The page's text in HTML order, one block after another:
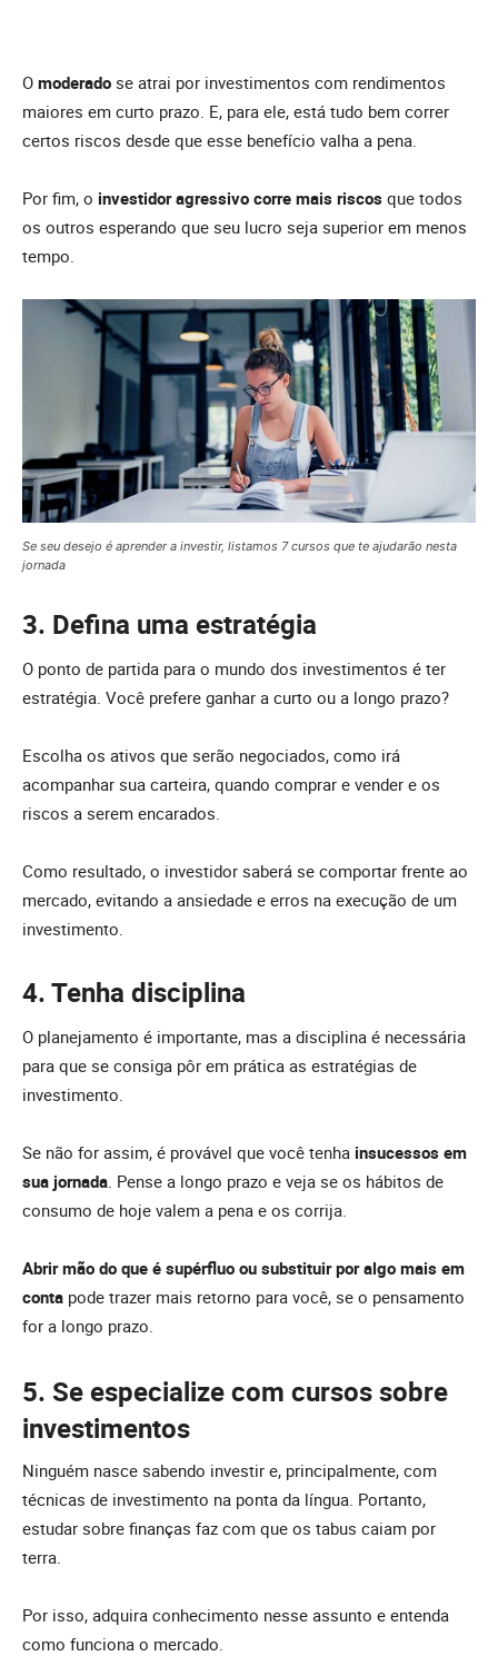
O moderado se atrai por investimentos com rendimentos
maiores em curto prazo. E, para ele, está tudo bem correr
certos riscos desde que esse benefício valha a pena.
Por fim, o investidor agressivo corre mais riscos que todos
os outros esperando que seu lucro seja superior em menos
tempo.
Se seu desejo é aprender a investir, listamos 7 cursos que te ajudarão nesta
jornada
3. Defina uma estratégia
O ponto de partida para o mundo dos investimentos é ter
estratégia. Você prefere ganhar a curto ou a longo prazo?
Escolha os ativos que serão negociados, como irá
acompanhar sua carteira, quando comprar e vender e os
riscos a serem encarados.
Como resultado, o investidor saberá se comportar frente ao
mercado, evitando a ansiedade e erros na execução de um
investimento.
4. Tenha disciplina
O planejamento é importante, mas a disciplina é necessária
para que se consiga pôr em prática as estratégias de
investimento.
Se não for assim, é provável que você tenha insucessos em
sua jornada. Pense a longo prazo e veja se os hábitos de
consumo de hoje valem a pena e os corrija.
Abrir mão do que é supérfluo ou substituir por algo mais em
conta pode trazer mais retorno para você, se o pensamento
for a longo prazo.
5. Se especialize com cursos sobre
investimentos
Ninguém nasce sabendo investir e, principalmente, com
técnicas de investimento na ponta da língua. Portanto,
estudar sobre finanças faz com que os tabus caiam por
terra.
Por isso, adquira conhecimento nesse assunto e entenda
como funciona o mercado.